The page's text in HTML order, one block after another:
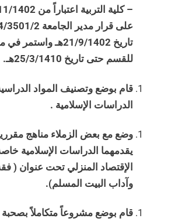
تاريخ 21/9/1402هـ
للقسم حتى تاريخ 25/3/1410هـ.
قام بوضع وتصنيف المواد
الدراسات الإسلامية .
وضع مع بعض الزملاء مناهج
يقدمهما الدراسات الإسلامية
الإقتصاد المنزلي تحت عنوان (
وآداب البيت المسلم).
قام بوضع مشروعاً متكاملاً